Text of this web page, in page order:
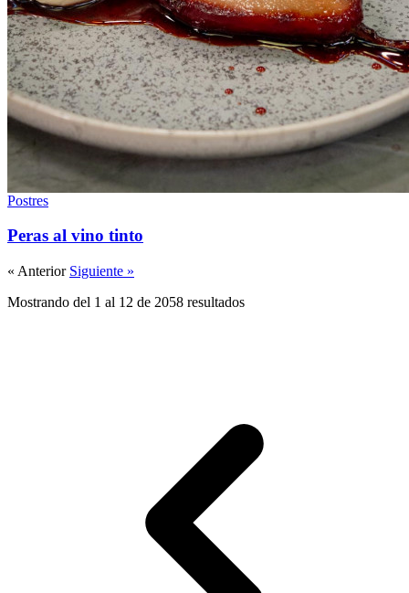
Postres
Peras al vino tinto
« Anterior Siguiente »
Mostrando del 1 al 12 de 2058 resultados